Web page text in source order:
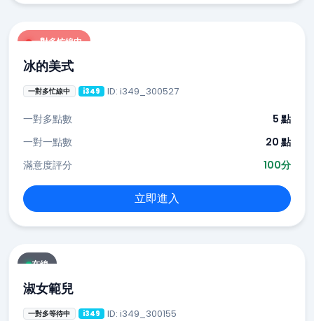
一對多忙線中
冰的美式
一對多忙線中 i349 ID: i349_300527
一對多點數
5 點
一對一點數
20 點
滿意度評分
100分
立即進入
在線
淑女範兒
一對多等待中 i349 ID: i349_300155